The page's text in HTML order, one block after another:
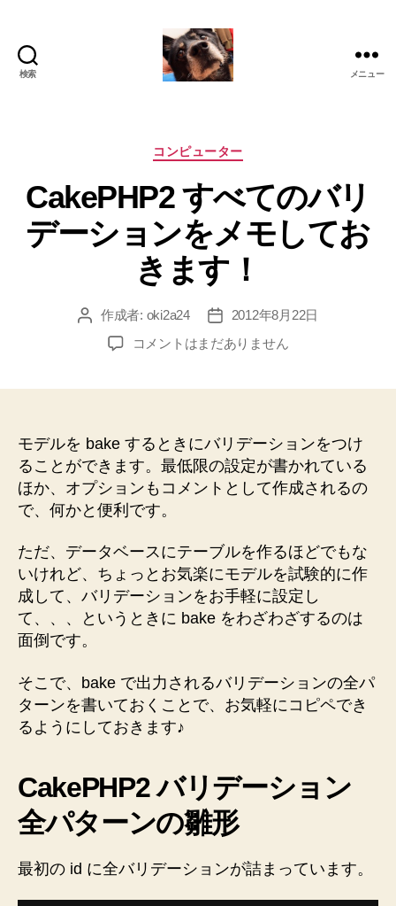
検索 メニュー
カ
ゴ
リ
ー
コンピューター
CakePHP2 すべてのバリ
デーションをメモしてお
きます！
投 作成者: oki2a24
投
稿
日
2012年8月22日
CakePHP2
バ
リ
デ
ー
シ
ン
を
メ
モ
お
き
ま
す！
コメントはまだありません
モデルを bake するときにバリデーションをつけ
ることができます。最低限の設定が書かれている
ほか、オプションもコメントとして作成されるの
で、何かと便利です。
ただ、データベースにテーブルを作るほどでもな
いけれど、ちょっとお気楽にモデルを試験的に作
成して、バリデーションをお手軽に設定し
て、、、というときに bake をわざわざするのは
面倒です。
そこで、bake で出力されるバリデーションの全パ
ターンを書いておくことで、お気軽にコピペでき
るようにしておきます♪
CakePHP2 バリデーション
全パターンの雛形
最初の id に全バリデーションが詰まっています。